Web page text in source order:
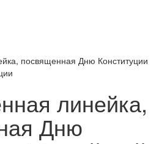
посвященная Дню Конституции
линейка,
Дню